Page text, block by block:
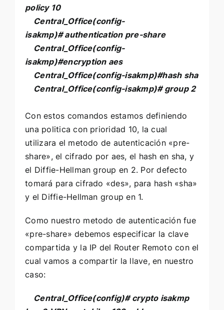
policy 10
Central_Office(config-
isakmp)# authentication pre-share
Central_Office(config-
isakmp)#encryption aes
Central_Office(config-isakmp)#hash sha
Central_Office(config-isakmp)#group 2
Con estos comandos estamos definiendo
una politica con prioridad 10, la cual
utilizara el metodo de autenticación «pre-
share», el cifrado por aes, el hash en sha, y
el Diffie-Hellman group en 2. Por defecto
tomará para cifrado «des», para hash «sha»
y el Diffie-Hellman group en 1.
Como nuestro metodo de autenticación fue
«pre-share» debemos especificar la clave
compartida y la IP del Router Remoto con el
cual vamos a compartir la llave, en nuestro
caso:
Central_Office(config)#crypto isakmp